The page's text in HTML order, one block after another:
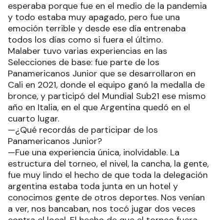
esperaba porque fue en el medio de la pandemia
y todo estaba muy apagado, pero fue una
emoción terrible y desde ese día entrenaba
todos los días como si fuera el último.
Malaber tuvo varias experiencias en las
Selecciones de base: fue parte de los
Panamericanos Junior que se desarrollaron en
Cali en 2021, donde el equipo ganó la medalla de
bronce, y participó del Mundial Sub21 ese mismo
año en Italia, en el que Argentina quedó en el
cuarto lugar.
—¿Qué recordás de participar de los
Panamericanos Junior?
—Fue una experiencia única, inolvidable. La
estructura del torneo, el nivel, la cancha, la gente,
fue muy lindo el hecho de que toda la delegación
argentina estaba toda junta en un hotel y
conocimos gente de otros deportes. Nos venían
a ver, nos bancaban, nos tocó jugar dos veces